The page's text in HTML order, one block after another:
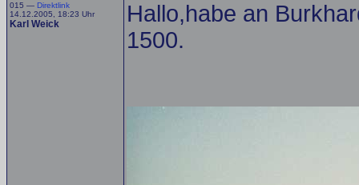
015 — Direktlink
14.12.2005, 18:23 Uhr
Karl Weick
Hallo,habe an
1500.